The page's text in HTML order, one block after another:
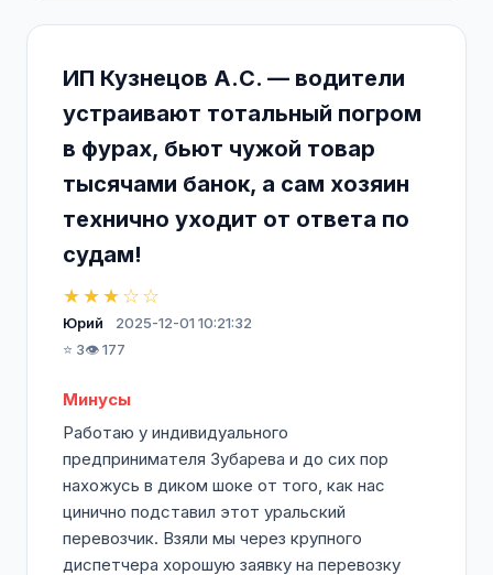
ИП Кузнецов А.С. — водители
устраивают тотальный погром
в фурах, бьют чужой товар
тысячами банок, а сам хозяин
технично уходит от ответа по
судам!
★★★☆☆
Юрий
2025-12-01 10:21:32
⭐ 3👁️ 177
Минусы
Работаю у индивидуального
предпринимателя Зубарева и до сих пор
нахожусь в диком шоке от того, как нас
цинично подставил этот уральский
перевозчик. Взяли мы через крупного
диспетчера хорошую заявку на перевозку